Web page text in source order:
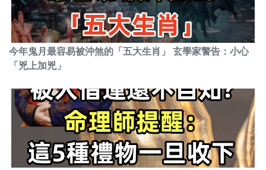
今年鬼月最容易被沖煞的「五大生肖」 玄學家警告：小心
「兇上加兇」